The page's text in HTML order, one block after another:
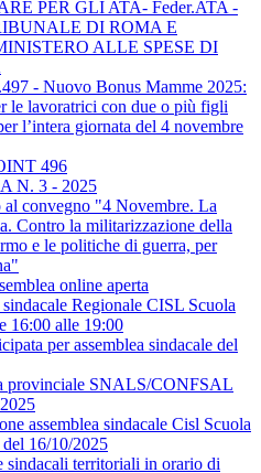
PER GLI ATA- Feder.ATA -
DI ROMA E
ALLE SPESE DI
- Nuovo Bonus Mamme 2025:
le lavoratrici con due o più figli
l’intera giornata del 4 novembre
496
N. 3 - 2025
convegno "4 Novembre. La
Contro la militarizzazione della
e le politiche di guerra, per
online aperta
Regionale CISL Scuola
16:00 alle 19:00
per assemblea sindacale del
provinciale SNALS/CONFSAL
assemblea sindacale Cisl Scuola
16/10/2025
sindacali territoriali in orario di